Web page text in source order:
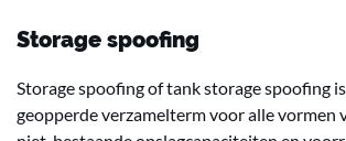
Storage spoofing
Storage spoofing of tank storage spoofing
geopperde verzamelterm voor alle vormen